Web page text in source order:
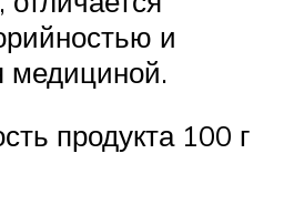
и
медициной.
продукта 100 г